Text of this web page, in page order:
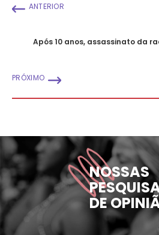
ANTERIOR
Após 10 anos, assassinato da
PRÓXIMO
NOSSAS
DE